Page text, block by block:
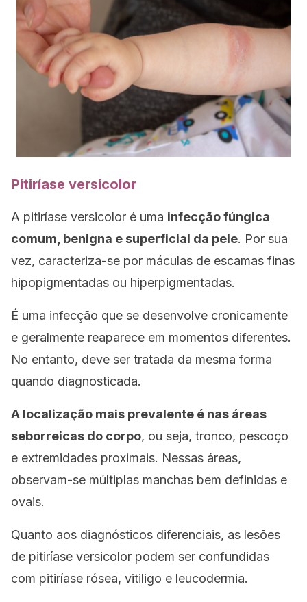
Pitiríase versicolor
A pitiríase versicolor é uma infecção fúngica
comum, benigna e superficial da pele. Por sua
vez, caracteriza-se por máculas de escamas finas
hipopigmentadas ou hiperpigmentadas.
É uma infecção que se desenvolve cronicamente
e geralmente reaparece em momentos diferentes.
No entanto, deve ser tratada da mesma forma
quando diagnosticada.
A localização mais prevalente é nas áreas
seborreicas do corpo, ou seja, tronco, pescoço
e extremidades proximais. Nessas áreas,
observam-se múltiplas manchas bem definidas e
ovais.
Quanto aos diagnósticos diferenciais, as lesões
de pitiríase versicolor podem ser confundidas
com pitiríase rósea, vitiligo e leucodermia.